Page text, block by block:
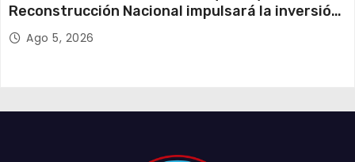
Reconstrucción Nacional impulsará la inversión
y el empleo en Tarapacá
Ago 5, 2026